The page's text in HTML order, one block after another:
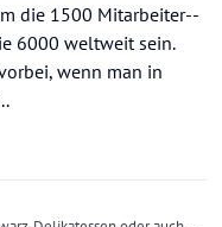
die 1500 Mitarbeiter--
6000 weltweit sein.
wenn man in